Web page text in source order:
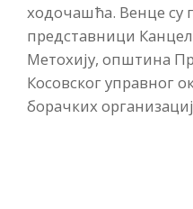
ходочашћа. Венце су
представници
Метохију, општина
Косовског управног
борачких